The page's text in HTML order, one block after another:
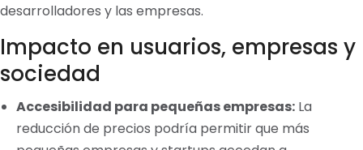
desarrolladores y las empresas.
Impacto en usuarios, empresas y
sociedad
Accesibilidad para pequeñas empresas: La
reducción de precios podría permitir que más